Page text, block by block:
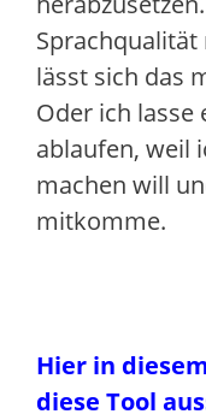
lässt sich das
Oder ich lasse
ablaufen, weil
machen will
mitkomme.
Hier in
diese Tool